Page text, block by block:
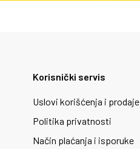
Korisnički servis
Uslovi korišćenja i prodaje
Politika privatnosti
Način plaćanja i isporuke